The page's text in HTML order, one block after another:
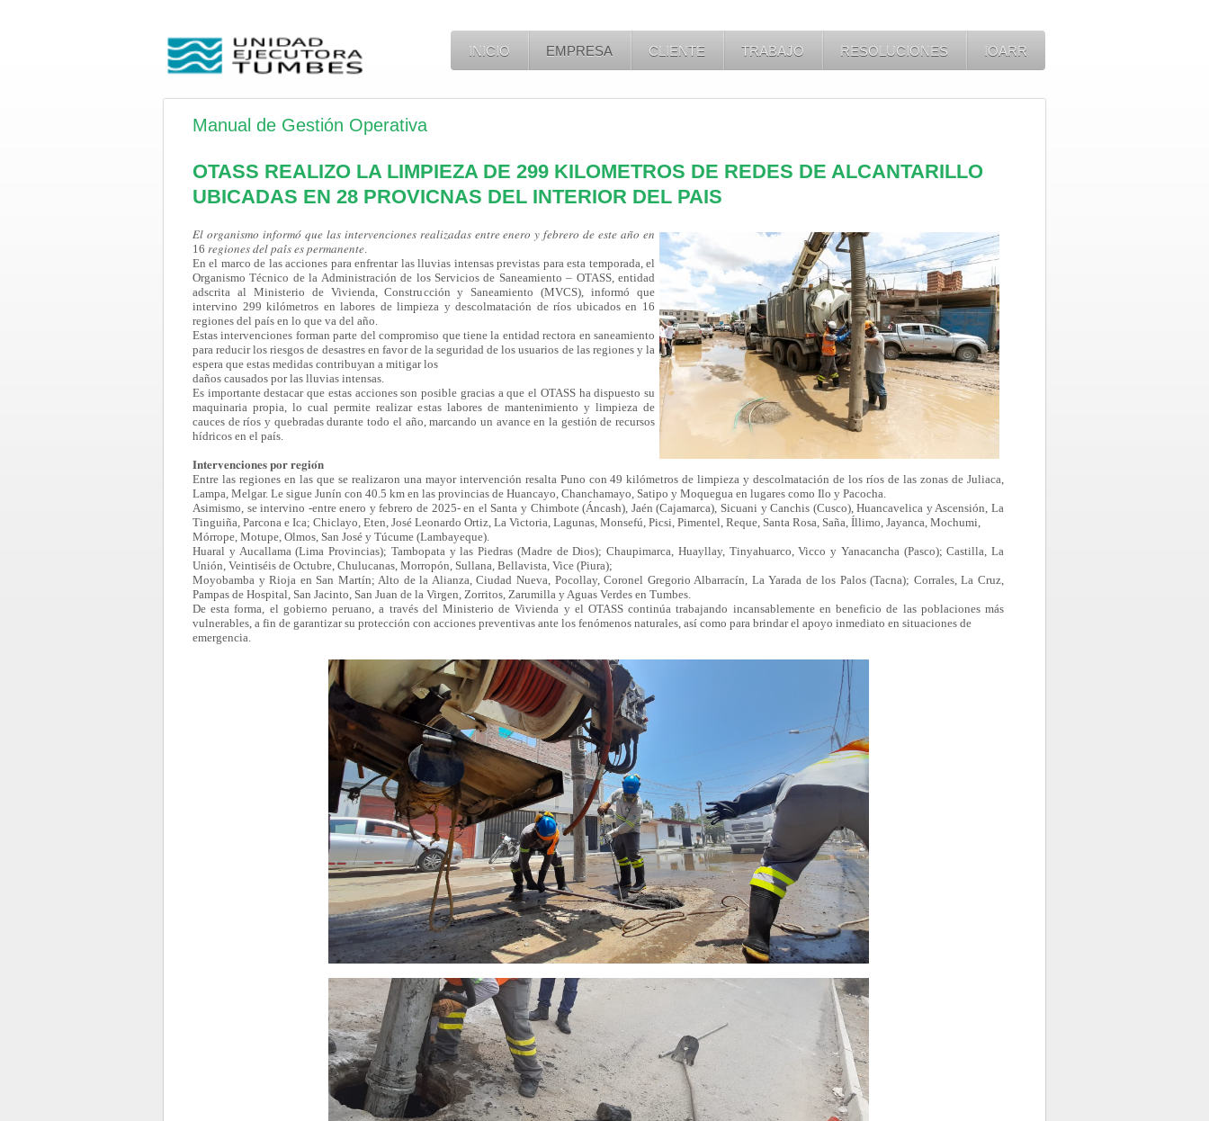
INICIO EMPRESA CLIENTE TRABAJO RESOLUCIONES IOARR
Manual de Gestión Operativa
OTASS REALIZO LA LIMPIEZA DE 299 KILOMETROS DE REDES DE ALCANTARILLO
UBICADAS EN 28 PROVICNAS DEL INTERIOR DEL PAIS
𝐸𝑙 𝑜𝑟𝑔𝑎𝑛𝑖𝑠𝑚𝑜 𝑖𝑛𝑓𝑜𝑟𝑚𝑜́ 𝑞𝑢𝑒 𝑙𝑎𝑠 𝑖𝑛𝑡𝑒𝑟𝑣𝑒𝑛𝑐𝑖𝑜𝑛𝑒𝑠 𝑟𝑒𝑎𝑙𝑖𝑧𝑎𝑑𝑎𝑠 𝑒𝑛𝑡𝑟𝑒 𝑒𝑛𝑒𝑟𝑜 𝑦 𝑓𝑒𝑏𝑟𝑒𝑟𝑜 𝑑𝑒 𝑒𝑠𝑡𝑒 𝑎𝑛̃𝑜 𝑒𝑛
16 𝑟𝑒𝑔𝑖𝑜𝑛𝑒𝑠 𝑑𝑒𝑙 𝑝𝑎𝑖́𝑠 𝑒𝑠 𝑝𝑒𝑟𝑚𝑎𝑛𝑒𝑛𝑡𝑒.
En el marco de las acciones para enfrentar las lluvias intensas previstas para esta temporada, el
Organismo Técnico de la Administración de los Servicios de Saneamiento – OTASS, entidad
adscrita al Ministerio de Vivienda, Construcción y Saneamiento (MVCS), informó que
intervino 299 kilómetros en labores de limpieza y descolmatación de ríos ubicados en 16
regiones del país en lo que va del año.
Estas intervenciones forman parte del compromiso que tiene la entidad rectora en saneamiento
para reducir los riesgos de desastres en favor de la seguridad de los usuarios de las regiones y la
espera que estas medidas contribuyan a mitigar los
daños causados por las lluvias intensas.
Es importante destacar que estas acciones son posible gracias a que el OTASS ha dispuesto su
maquinaria propia, lo cual permite realizar estas labores de mantenimiento y limpieza de
cauces de ríos y quebradas durante todo el año, marcando un avance en la gestión de recursos
hídricos en el país.
𝐈𝐧𝐭𝐞𝐫𝐯𝐞𝐧𝐜𝐢𝐨𝐧𝐞𝐬 𝐩𝐨𝐫 𝐫𝐞𝐠𝐢𝐨́𝐧
Entre las regiones en las que se realizaron una mayor intervención resalta Puno con 49 kilómetros de limpieza y descolmatación de los ríos de las zonas de Juliaca,
Lampa, Melgar. Le sigue Junín con 40.5 km en las provincias de Huancayo, Chanchamayo, Satipo y Moquegua en lugares como Ilo y Pacocha.
Asimismo, se intervino -entre enero y febrero de 2025- en el Santa y Chimbote (Áncash), Jaén (Cajamarca), Sicuani y Canchis (Cusco), Huancavelica y Ascensión, La
Tinguiña, Parcona e Ica; Chiclayo, Eten, José Leonardo Ortiz, La Victoria, Lagunas, Monsefú, Picsi, Pimentel, Reque, Santa Rosa, Saña, Íllimo, Jayanca, Mochumi,
Mórrope, Motupe, Olmos, San José y Túcume (Lambayeque).
Huaral y Aucallama (Lima Provincias); Tambopata y las Piedras (Madre de Dios); Chaupimarca, Huayllay, Tinyahuarco, Vicco y Yanacancha (Pasco); Castilla, La
Unión, Veintiséis de Octubre, Chulucanas, Morropón, Sullana, Bellavista, Vice (Piura);
Moyobamba y Rioja en San Martín; Alto de la Alianza, Ciudad Nueva, Pocollay, Coronel Gregorio Albarracín, La Yarada de los Palos (Tacna); Corrales, La Cruz,
Pampas de Hospital, San Jacinto, San Juan de la Virgen, Zorritos, Zarumilla y Aguas Verdes en Tumbes.
De esta forma, el gobierno peruano, a través del Ministerio de Vivienda y el OTASS continúa trabajando incansablemente en beneficio de las poblaciones más
vulnerables, a fin de garantizar su protección con acciones preventivas ante los fenómenos naturales, así como para brindar el apoyo inmediato en situaciones de
emergencia.